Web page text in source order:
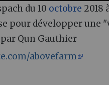
du 10 octobre 2018
pour développer une
Qun Gauthier
abovefarm